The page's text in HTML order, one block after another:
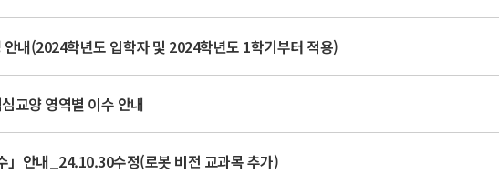
내(2024학년도 입학자 및 2024학년도 1학기부터 적용)
교양 영역별 이수 안내
」안내_24.10.30수정(로봇 비전 교과목 추가)